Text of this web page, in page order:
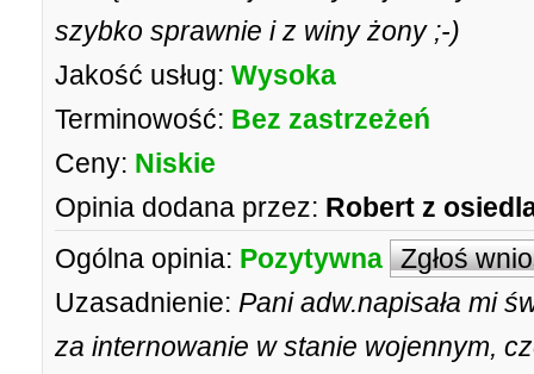
szybko sprawnie i z winy żony ;-)
Jakość usług: Wysoka
Terminowość: Bez zastrzeżeń
Ceny: Niskie
Opinia dodana przez: Robert z
Ogólna opinia: Pozytywna Zgłoś
Uzasadnienie: Pani adw.napisała mi
za internowanie w stanie wojennym,